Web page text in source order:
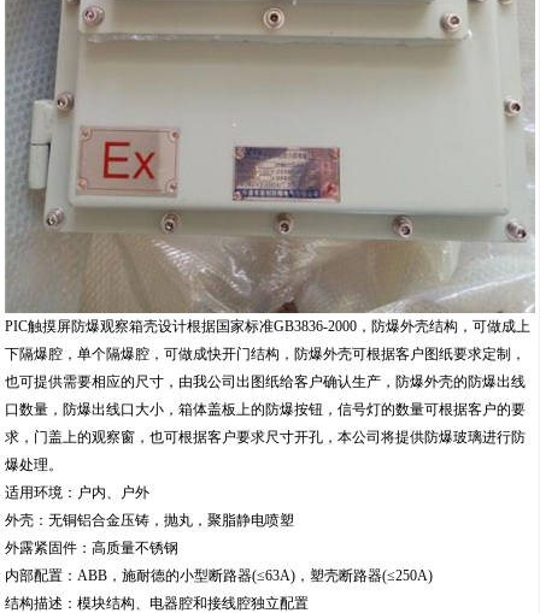
PIC触摸屏防爆观察箱壳设计根据国家标准GB3836-2000，防爆外壳结构，可做成上
下隔爆腔，单个隔爆腔，可做成快开门结构，防爆外壳可根据客户图纸要求定制，
也可提供需要相应的尺寸，由我公司出图纸给客户确认生产，防爆外壳的防爆出线
口数量，防爆出线口大小，箱体盖板上的防爆按钮，信号灯的数量可根据客户的要
求，门盖上的观察窗，也可根据客户要求尺寸开孔，本公司将提供防爆玻璃进行防
爆处理。
适用环境：户内、户外
外壳：无铜铝合金压铸，抛丸，聚脂静电喷塑
外露紧固件：高质量不锈钢
内部配置：ABB，施耐德的小型断路器(≤63A)，塑壳断路器(≤250A)
结构描述：模块结构、电器腔和接线腔独立配置